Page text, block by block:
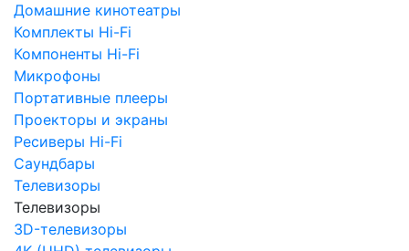
Домашние кинотеатры
Комплекты Hi-Fi
Компоненты Hi-Fi
Микрофоны
Портативные плееры
Проекторы и экраны
Ресиверы Hi-Fi
Саундбары
Телевизоры
Телевизоры
3D-телевизоры